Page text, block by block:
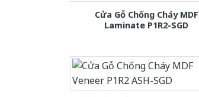
Cửa Gỗ Chống Cháy MDF
Laminate P1R2-SGD